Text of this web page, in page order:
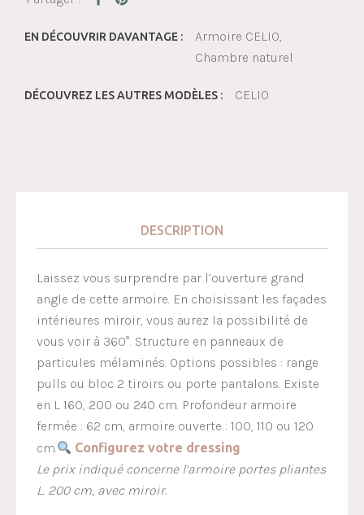
EN DÉCOUVRIR DAVANTAGE :
Armoire CELIO
Chambre naturel
DÉCOUVREZ LES AUTRES MODÈLES : CELIO
DESCRIPTION
Laissez vous surprendre par l’ouverture grand
angle de cette armoire. En choisissant les façades
intérieures miroir, vous aurez la possibilité de
vous voir à 360°. Structure en panneaux de
particules mélaminés. Options possibles : range
pulls ou bloc 2 tiroirs ou porte pantalons. Existe
en L 160, 200 ou 240 cm. Profondeur armoire
fermée : 62 cm, armoire ouverte : 100, 110 ou 120
cm.
Configurez votre dressing
Le prix indiqué concerne l’armoire portes pliantes
L. 200 cm, avec miroir.